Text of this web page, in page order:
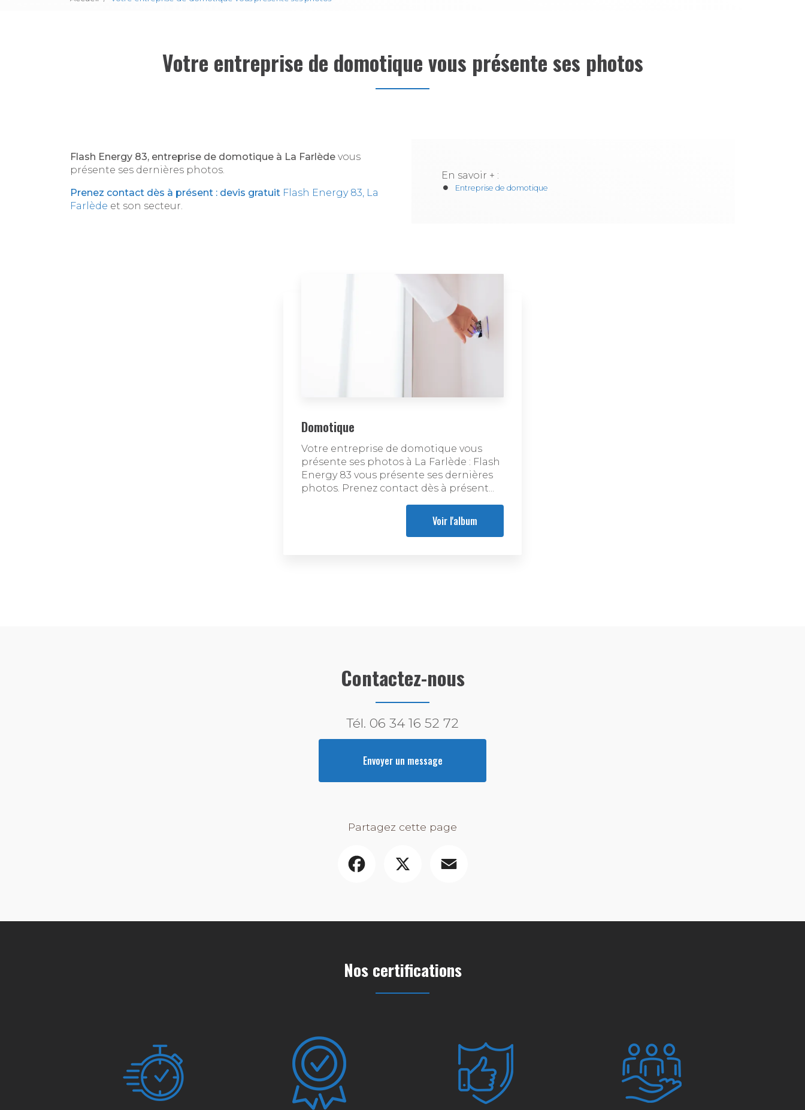
Votre entreprise de domotique vous présente ses photos
Flash Energy 83, entreprise de domotique à La Farlède vous
présente ses dernières photos.
Prenez contact dès à présent : devis gratuit Flash Energy 83, La
Farlède et son secteur.
En savoir + :
Entreprise de domotique
Domotique
Votre entreprise de domotique vous
présente ses photos à La Farlède : Flash
Energy 83 vous présente ses dernières
photos. Prenez contact dès à présent...
Voir l'album
Contactez-nous
Tél. 06 34 16 52 72
Envoyer un message
Partagez cette page
Nos certifications